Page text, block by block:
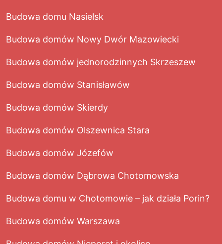
Budowa domu Nasielsk
Budowa domów Nowy Dwór Mazowiecki
Budowa domów jednorodzinnych Skrzeszew
Budowa domów Stanisławów
Budowa domów Skierdy
Budowa domów Olszewnica Stara
Budowa domów Józefów
Budowa domów Dąbrowa Chotomowska
Budowa domu w Chotomowie – jak działa Porin?
Budowa domów Warszawa